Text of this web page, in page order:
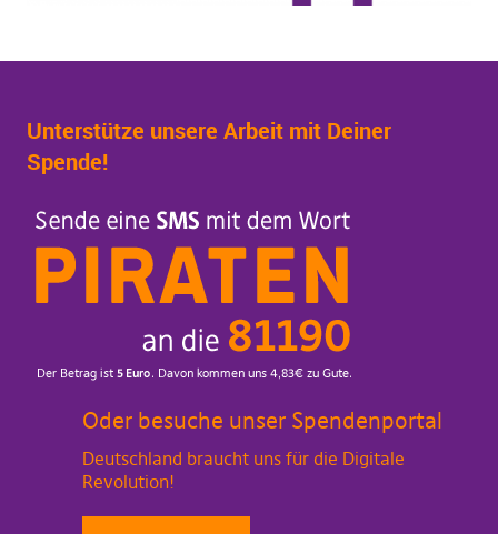
Unterstütze unsere Arbeit mit Deiner
Spende!
Oder besuche unser Spendenportal
Deutschland braucht uns für die Digitale
Revolution!